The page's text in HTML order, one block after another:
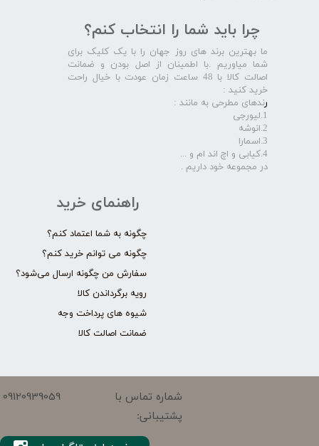
راهنمای خرید
چگونه به شما اعتماد کنم؟
چگونه می توانم خرید کنم؟
سفارش من چگونه ارسال می‌شود؟
رویه برگرداندن کالا
شیوه های پرداخت وجه
ضمانت اصالت کالا
چرا باید شما را انتخاب کنم؟
ما بهترین برند های روز جهان را با یک کلیک برای
شما میاوریم .با اطمینان از اصل بودن و ضمانت
اصالت کالا با 48 ساعت زمان عودت با خیال راحت
خرید کنید :
رندهای مطرحی به مانند :
1.لیورجی
2.انوشه
3.اسمارا
4.کیابی و اچ اند ام و ...
در مجموعه خود داریم .​​​​​​​
شماره تماس با
پشتیبانی:
09120939059